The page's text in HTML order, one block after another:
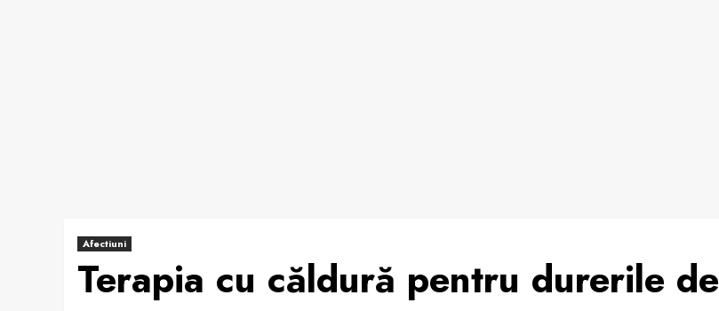
Afectiuni
Terapia cu căldură pentru durerile de